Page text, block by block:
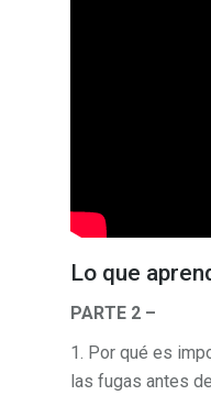
Lo que
PARTE 2 –
1. Por qué es
las fugas antes